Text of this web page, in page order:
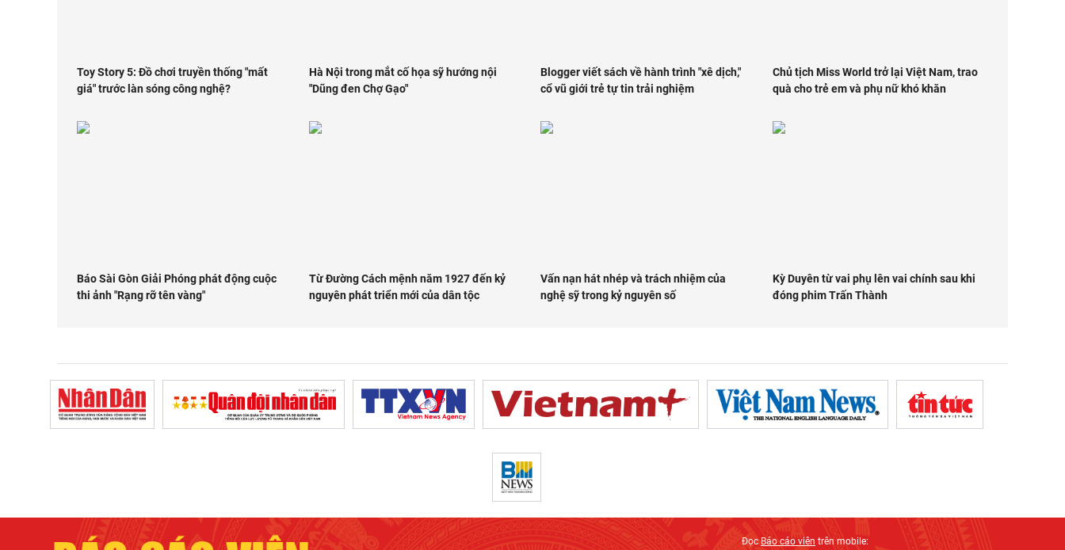
Toy Story 5: Đồ chơi truyền thống "mất
giá" trước làn sóng công nghệ?
Hà Nội trong mắt cố họa sỹ hướng nội
"Dũng đen Chợ Gạo"
Blogger viết sách về hành trình "xê dịch,"
cổ vũ giới trẻ tự tin trải nghiệm
Chủ tịch Miss World trở lại Việt Nam, trao
quà cho trẻ em và phụ nữ khó khăn
Báo Sài Gòn Giải Phóng phát động cuộc
thi ảnh "Rạng rỡ tên vàng"
Từ Đường Cách mệnh năm 1927 đến kỷ
nguyên phát triển mới của dân tộc
Vấn nạn hát nhép và trách nhiệm của
nghệ sỹ trong kỷ nguyên số
Kỳ Duyên từ vai phụ lên vai chính sau khi
đóng phim Trấn Thành
ĐọcBáo cáo viên trên mobile: